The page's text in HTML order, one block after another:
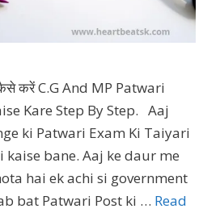
कैसे करें C.G And MP Patwari
Kare Step By Step. Aaj
ki Patwari Exam Ki Taiyari
kaise bane. Aaj ke daur me
hai ek achi si government
bat Patwari Post ki … Read